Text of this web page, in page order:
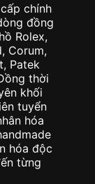
chính
đồng
Rolex,
Corum,
Patek
thời
khối
tuyển
hóa
hóa độc
từng